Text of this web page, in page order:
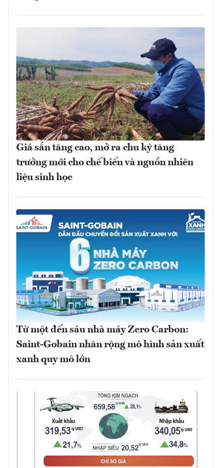
Giá sắn tăng cao, mở ra chu kỳ tăng
trưởng mới cho chế biến và nguồn nhiên
liệu sinh học
Từ một đến sáu nhà máy Zero Carbon:
Saint-Gobain nhân rộng mô hình sản xuất
xanh quy mô lớn